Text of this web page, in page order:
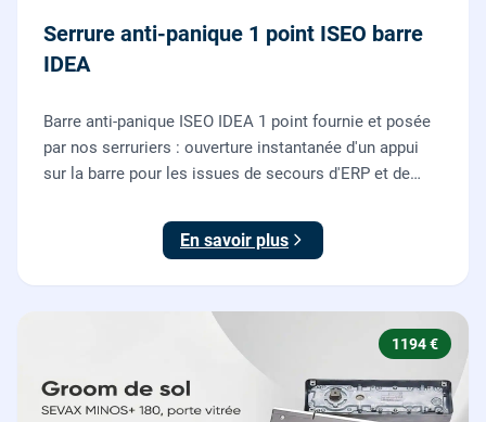
Serrure anti-panique 1 point ISEO barre
IDEA
Barre anti-panique ISEO IDEA 1 point fournie et posée
par nos serruriers : ouverture instantanée d'un appui
sur la barre pour les issues de secours d'ERP et de
En savoir plus
1194 €